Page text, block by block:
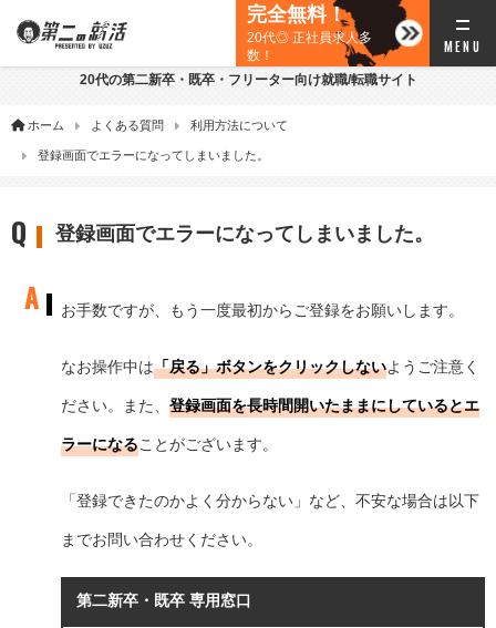
完全無料！
20代◎ 正社員求人多
数！
20代の第二新卒・既卒・フリーター向け就職/転職サイト
ホーム よくある質問 利用方法について
登録画面でエラーになってしまいました。
登録画面でエラーになってしまいました。
お手数ですが、もう一度最初からご登録をお願いします。
なお操作中は「戻る」ボタンをクリックしないようご注意く
ださい。また、 登録画面を長時間開いたままにしているとエ
ラーになることがございます。
「登録できたのかよく分からない」など、不安な場合は以下
までお問い合わせください。
第二新卒・既卒 専用窓口